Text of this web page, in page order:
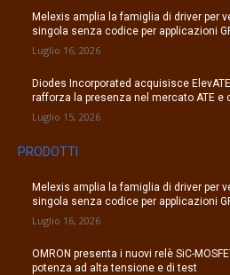
Melexis amplia la famiglia di driver per
singola senza codice per applicazioni
Luglio 16, 2026
Diodes Incorporated acquisisce
rafforza la presenza nel mercato ATE
Luglio 15, 2026
PRODOTTI
Melexis amplia la famiglia di driver per
singola senza codice per applicazioni
Luglio 16, 2026
OMRON presenta i nuovi relè SiC-
potenza ad alta tensione e di test